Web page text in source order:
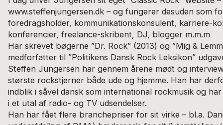
www.steffenjungersen.dk – og fungerer desuden som
foredragsholder, kommunikationskonsulent, karriere-
konferencier, freelance-skribent, DJ, blogger m.m.m
Har skrevet bøgerne ”Dr. Rock” (2013) og ”Mig &
medforfatter til ”Politikens Dansk Rock Leksikon”
Steffen Jungersen har gennem årene mødt og
største rockstjerner både ude og hjemme. Han har
indblik i såvel dansk som international rockmusik og
i et utal af radio- og TV udsendelser.
Han har fået flere branchepriser for sit virke – bl.a.